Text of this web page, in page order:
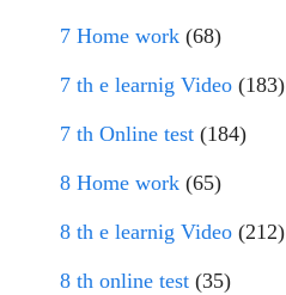
7 Home work (68)
7 th e learnig Video (183)
7 th Online test (184)
8 Home work (65)
8 th e learnig Video (212)
8 th online test (35)